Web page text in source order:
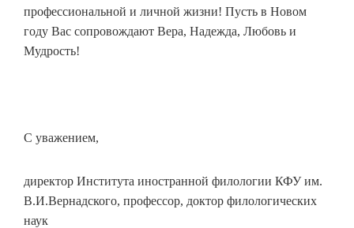
профессиональной и личной жизни! Пусть в Новом
году Вас сопровождают Вера, Надежда, Любовь и
Мудрость!
С уважением,
директор Института иностранной филологии КФУ им.
В.И.Вернадского, профессор, доктор филологических
наук